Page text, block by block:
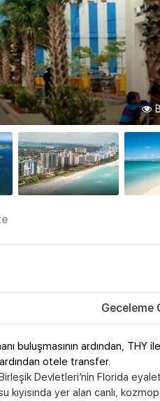
Geceleme
buluşmasının ardından, THY
ardından otele transfer.
Devletleri’nin Florida
kıyısında yer alan canlı,